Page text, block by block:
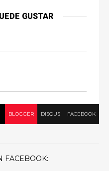
GUSTAR
BLOGGER DISQUS FACEBOOK
FACEBOOK: